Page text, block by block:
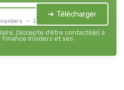
— 2026
➔ Télécharger
j’accepte d’être contacté(e) à
Insiders et ses